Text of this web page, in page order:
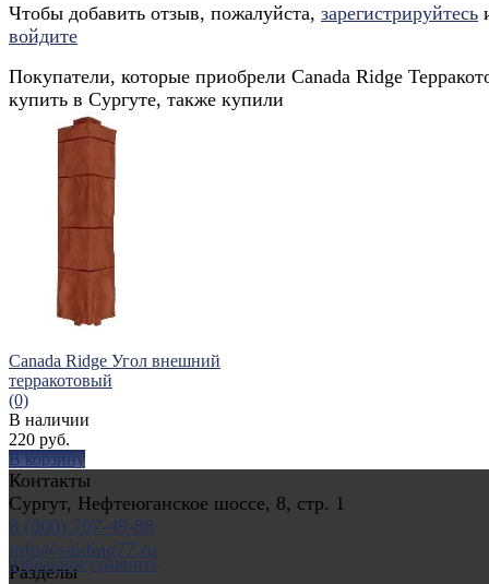
Чтобы добавить отзыв, пожалуйста, зарегистрируйтесь
войдите
Покупатели, которые приобрели Canada Ridge
купить в Сургуте, также купили
избранное сравнить
Canada Ridge Угол внешний
терракотовый
(0)
В наличии
220 руб.
В корзину
Контакты
Сургут, Нефтеюганское шоссе, 8, стр. 1
8 (800) 707-49-88
info@saiding77.ru
Разделы